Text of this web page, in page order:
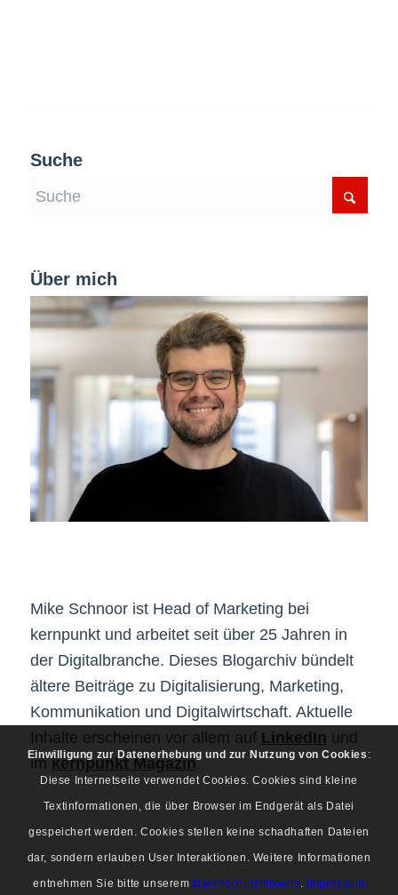
Suche
Über mich
Mike Schnoor ist Head of Marketing bei
kernpunkt und arbeitet seit über 25 Jahren in
der Digitalbranche. Dieses Blogarchiv bündelt
ältere Beiträge zu Digitalisierung, Marketing,
Kommunikation und Digitalwirtschaft. Aktuelle
Inhalte erscheinen vor allem auf LinkedIn und
imkernpunkt Magazin.
Einwilligung zur Datenerhebung und zur Nutzung von Cookies :
Diese Internetseite verwendet Cookies. Cookies sind kleine
Textinformationen, die über Browser im Endgerät als Datei
gespeichert werden. Cookies stellen keine schadhaften Dateien
dar, sondern erlauben User Interaktionen. Weitere Informationen
entnehmen Sie bitte unserem Datenschutzhinweis. Impressum